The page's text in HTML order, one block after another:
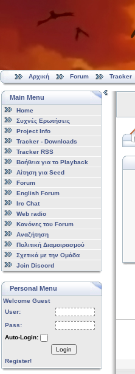
Αρχική Forum Tracker
Main Menu
Home
Συχνές Ερωτήσεις
Project Info
Tracker - Downloads
Tracker RSS
Βοήθεια για το Playback
Αίτηση για Seed
Forum
English Forum
Irc Chat
Web radio
Κανόνες του Forum
Αναζήτηση
Πολιτική Διαμοιρασμού
Σχετικά με την Ομάδα
Join Discord
Personal Menu
Welcome Guest
User:
Pass:
Auto-Login:
Login
Register!